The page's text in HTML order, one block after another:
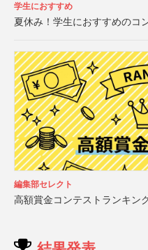
学生におすすめ
夏休み！学生におすすめのコ
編集部セレクト
高額賞金コンテストランキン